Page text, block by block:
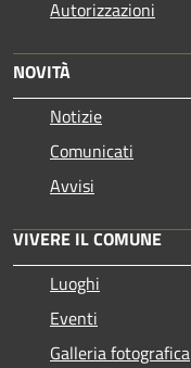
Autorizzazioni
NOVITÀ
Notizie
Comunicati
Avvisi
VIVERE IL COMUNE
Luoghi
Eventi
Galleria fotografica